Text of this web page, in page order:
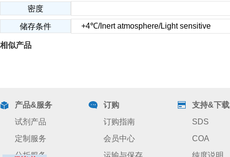
密度
储存条件 +4℃/Inert atmosphere/Light sensitive
相似产品
产品&服务
试剂产品
定制服务
分析服务
订购
订购指南
会员中心
运输与保存
支持&下载
SDS
COA
纯度说明